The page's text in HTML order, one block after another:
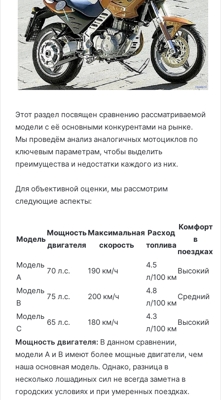
Этот раздел посвящен сравнению рассматриваемой
модели с её основными конкурентами на рынке.
Мы проведём анализ аналогичных мотоциклов по
ключевым параметрам, чтобы выделить
преимущества и недостатки каждого из них.
Для объективной оценки, мы рассмотрим
следующие аспекты:
Модель
Мощность
двигателя
Максимальная
скорость
Расход
топлива
Комфорт
в
поездках
Модель
A
70 л.с. 190 км/ч
4.5
л/100 км
Высокий
Модель
B
75 л.с. 200 км/ч
4.8
л/100 км
Средний
Модель
C
65 л.с. 180 км/ч
4.3
л/100 км
Высокий
Мощность двигателя: В данном сравнении,
модели A и B имеют более мощные двигатели, чем
наша основная модель. Однако, разница в
несколько лошадиных сил не всегда заметна в
городских условиях и при умеренных поездках.